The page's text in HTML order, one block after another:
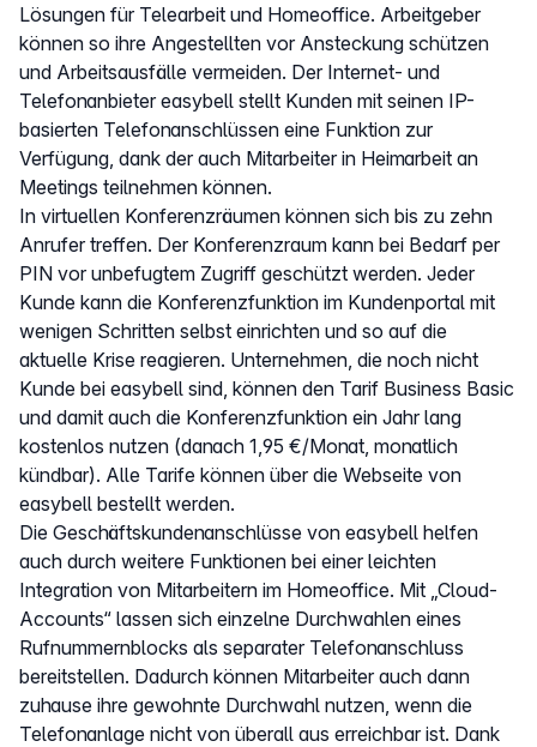
Lösungen für Telearbeit und Homeoffice. Arbeitgeber
können so ihre Angestellten vor Ansteckung schützen
und Arbeitsausfälle vermeiden. Der Internet- und
Telefonanbieter easybell stellt Kunden mit seinen IP-
basierten Telefonanschlüssen eine Funktion zur
Verfügung, dank der auch Mitarbeiter in Heimarbeit an
Meetings teilnehmen können.
In virtuellen Konferenzräumen können sich bis zu zehn
Anrufer treffen. Der Konferenzraum kann bei Bedarf per
PIN vor unbefugtem Zugriff geschützt werden. Jeder
Kunde kann die Konferenzfunktion im Kundenportal mit
wenigen Schritten selbst einrichten und so auf die
aktuelle Krise reagieren. Unternehmen, die noch nicht
Kunde bei easybell sind, können den Tarif Business Basic
und damit auch die Konferenzfunktion ein Jahr lang
kostenlos nutzen (danach 1,95 €/Monat, monatlich
kündbar). Alle Tarife können über die Webseite von
easybell bestellt werden.
Die Geschäftskundenanschlüsse von easybell helfen
auch durch weitere Funktionen bei einer leichten
Integration von Mitarbeitern im Homeoffice. Mit „Cloud-
Accounts“ lassen sich einzelne Durchwahlen eines
Rufnummernblocks als separater Telefonanschluss
bereitstellen. Dadurch können Mitarbeiter auch dann
zuhause ihre gewohnte Durchwahl nutzen, wenn die
Telefonanlage nicht von überall aus erreichbar ist. Dank